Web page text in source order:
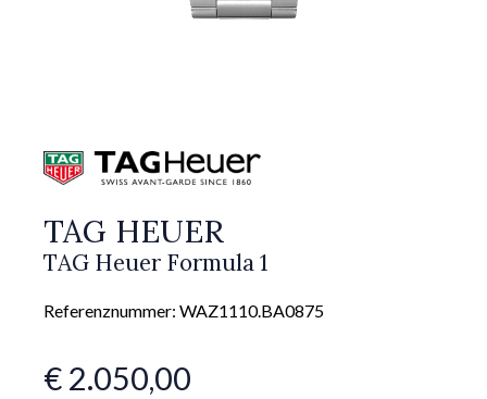
TAG HEUER
TAG Heuer Formula 1
Referenznummer: WAZ1110.BA0875
€ 2.050,00